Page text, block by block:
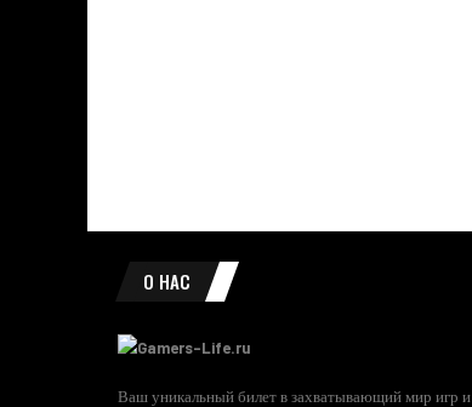
О НАС
Ваш уникальный билет в захватывающий мир игр и